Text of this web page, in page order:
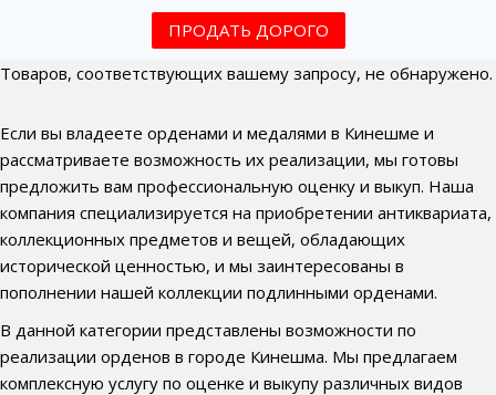
ПРОДАТЬ ДОРОГО
Товаров, соответствующих вашему запросу, не обнаружено.
Если вы владеете орденами и медалями в Кинешме и
рассматриваете возможность их реализации, мы готовы
предложить вам профессиональную оценку и выкуп. Наша
компания специализируется на приобретении антиквариата,
коллекционных предметов и вещей, обладающих
исторической ценностью, и мы заинтересованы в
пополнении нашей коллекции подлинными орденами.
В данной категории представлены возможности по
реализации орденов в городе Кинешма. Мы предлагаем
комплексную услугу по оценке и выкупу различных видов